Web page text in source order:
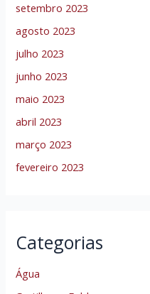
setembro 2023
agosto 2023
julho 2023
junho 2023
maio 2023
abril 2023
março 2023
fevereiro 2023
Categorias
Água